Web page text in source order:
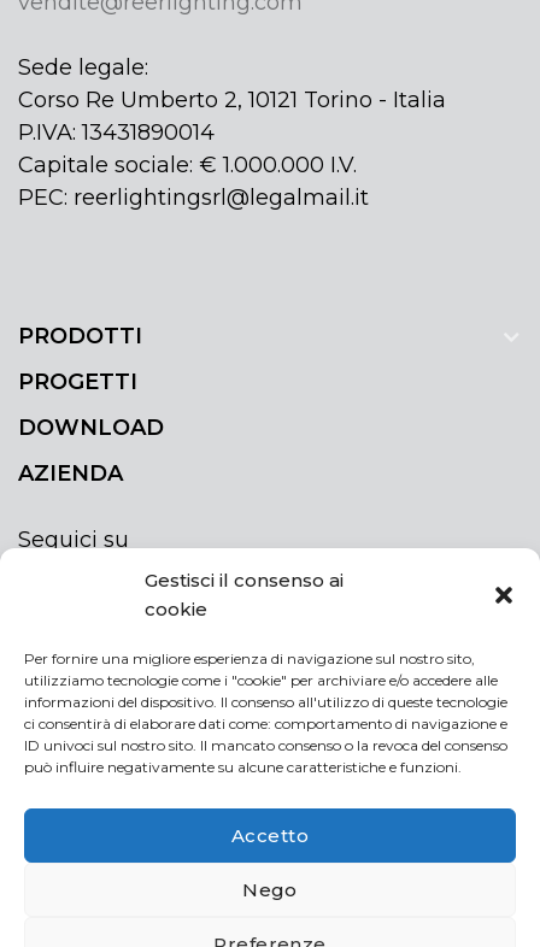
Gestisci il consenso ai
cookie
Per fornire una migliore esperienza di navigazione sul nostro sito,
utilizziamo tecnologie come i "cookie" per archiviare e/o accedere alle
informazioni del dispositivo. Il consenso all'utilizzo di queste tecnologie
ci consentirà di elaborare dati come: comportamento di navigazione e
ID univoci sul nostro sito. Il mancato consenso o la revoca del consenso
può influire negativamente su alcune caratteristiche e funzioni.
Accetto
Nego
Sede legale:
Corso Re Umberto 2, 10121 Torino - Italia
P.IVA: 13431890014
Capitale sociale: € 1.000.000 I.V.
PEC: reerlightingsrl@legalmail.it
PRODOTTI
PROGETTI
DOWNLOAD
AZIENDA
Seguici su
ISCRIVITI ALLA NEWSLETTER
Rimani sempre aggiornato iscrivendoti alla
newsletter
NEWSLETTER
Acconsento al trattamento dei miei dati personali
If